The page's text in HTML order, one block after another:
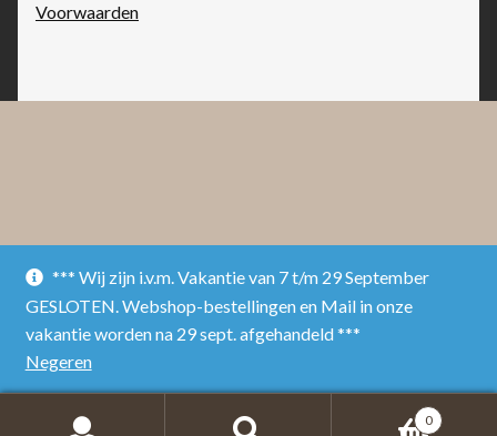
*** Wij zijn i.v.m. Vakantie van 7 t/m 29 September
GESLOTEN. Webshop-bestellingen en Mail in onze
vakantie worden na 29 sept. afgehandeld ***
Negeren
Voorwaarden
0